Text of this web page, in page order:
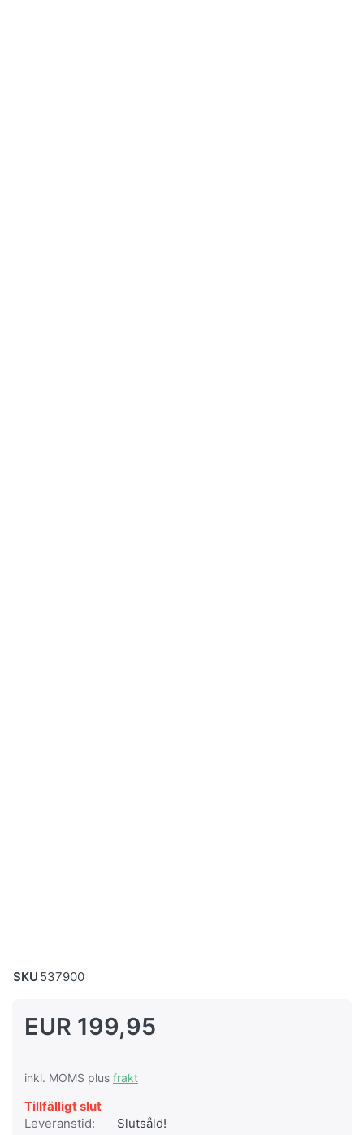
SKU 537900
EUR 199,95
inkl. MOMS plus frakt
Tillfälligt slut
Leveranstid:
Slutsåld!